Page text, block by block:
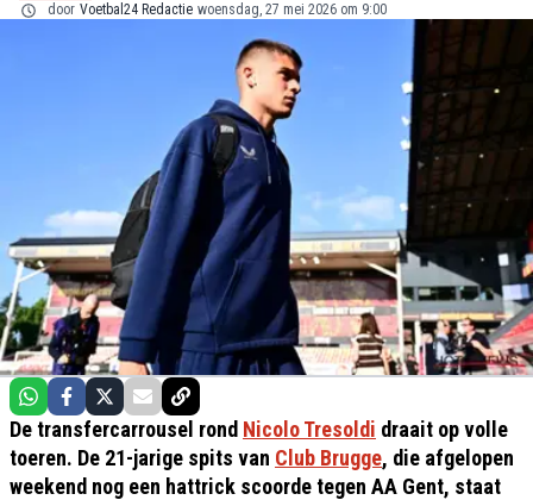
door Voetbal24 Redactie woensdag, 27 mei 2026 om 9:00
De transfercarrousel rond Nicolo Tresoldi draait op volle
toeren. De 21-jarige spits van Club Brugge, die afgelopen
weekend nog een hattrick scoorde tegen AA Gent, staat